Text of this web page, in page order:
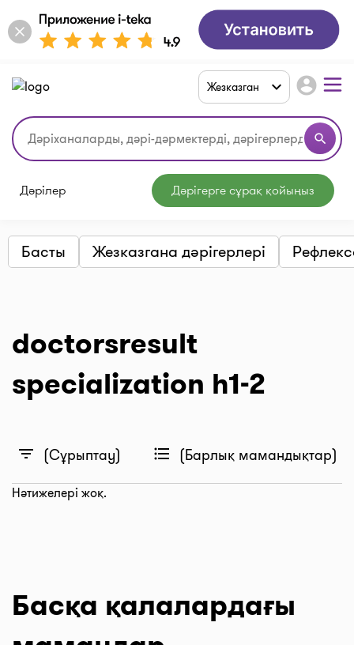
search
Жезказган account_circle
Дәрілер Дәрігерге сұрақ қойыңыз
Басты Жезказгана дәрігерлері
doctorsresult
specialization h1-2
filter_list (Сұрыптау) format_list_bulleted (Барлық мамандықтар)
Нәтижелері жоқ.
Басқа қалалардағы